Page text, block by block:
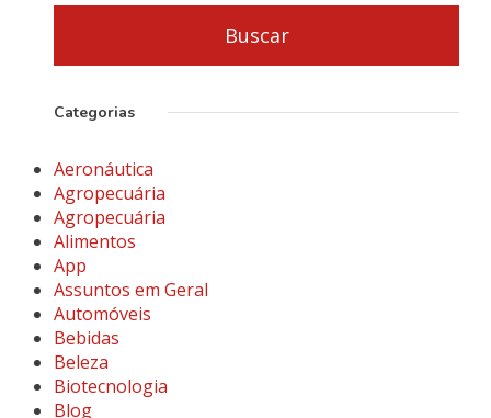
Categorias
Aeronáutica
Agropecuária
Agropecuária
Alimentos
App
Assuntos em Geral
Automóveis
Bebidas
Beleza
Biotecnologia
Blog